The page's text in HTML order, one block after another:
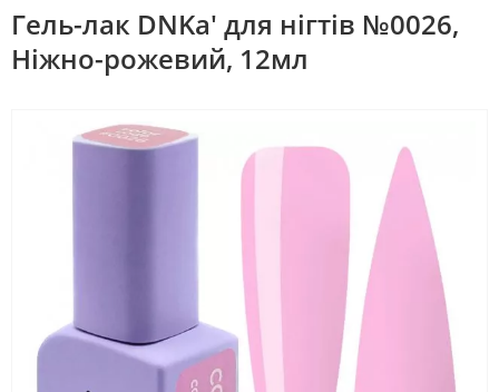
Гель-лак DNKa' для нігтів №0026,
Ніжно-рожевий, 12мл